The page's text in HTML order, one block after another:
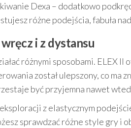
Dexa – dodatkowo
różne podejścia, fabuła
i z dystansu
różnymi sposobami. ELEX II
został ulepszony, co ma
być przyjemna nawet
z elastycznym
sprawdzać różne style gry i